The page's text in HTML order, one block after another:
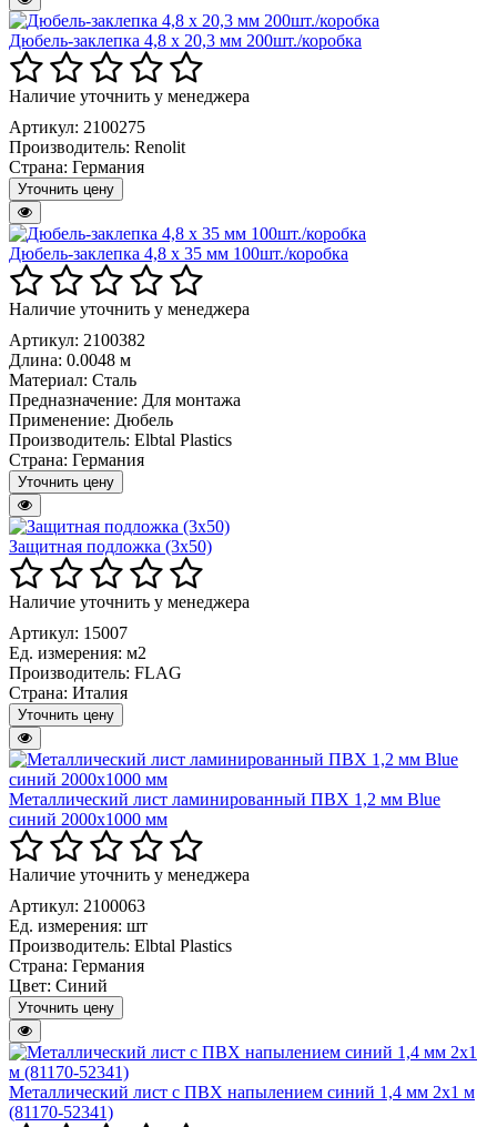
Дюбель-заклепка 4,8 х 20,3 мм 200шт./коробка
Наличие уточнить у менеджера
Артикул: 2100275
Производитель: Renolit
Страна: Германия
Уточнить цену
Дюбель-заклепка 4,8 х 35 мм 100шт./коробка
Наличие уточнить у менеджера
Артикул: 2100382
Длина: 0.0048 м
Материал: Сталь
Предназначение: Для монтажа
Применение: Дюбель
Производитель: Elbtal Plastics
Страна: Германия
Уточнить цену
Защитная подложка (3х50)
Наличие уточнить у менеджера
Артикул: 15007
Ед. измерения: м2
Производитель: FLAG
Страна: Италия
Уточнить цену
Металлический лист ламинированный ПВХ 1,2 мм Blue
синий 2000х1000 мм
Наличие уточнить у менеджера
Артикул: 2100063
Ед. измерения: шт
Производитель: Elbtal Plastics
Страна: Германия
Цвет: Синий
Уточнить цену
Металлический лист с ПВХ напылением синий 1,4 мм 2х1 м
(81170-52341)